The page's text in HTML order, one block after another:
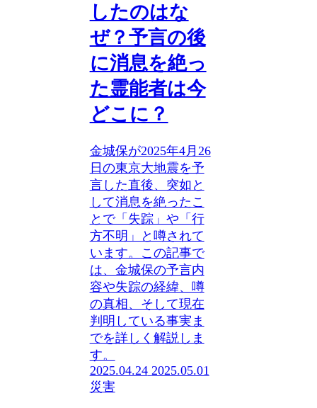
したのはな
ぜ？予言の後
に消息を絶っ
た霊能者は今
どこに？
金城保が2025年4月26
日の東京大地震を予
言した直後、突如と
して消息を絶ったこ
とで「失踪」や「行
方不明」と噂されて
います。この記事で
は、金城保の予言内
容や失踪の経緯、噂
の真相、そして現在
判明している事実ま
でを詳しく解説しま
す。
2025.04.24 2025.05.01
災害